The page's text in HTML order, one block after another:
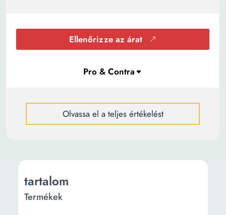
Ellenőrizze az árat
Olvassa el a teljes értékelést
tartalom
Termékek